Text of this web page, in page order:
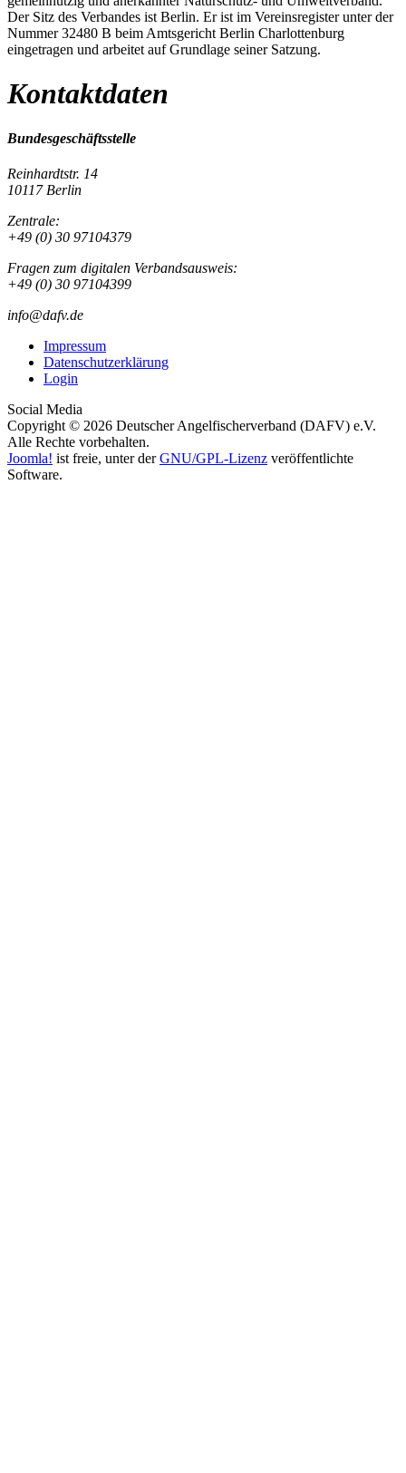
Der Sitz des Verbandes ist Berlin. Er ist im Vereinsregister unter der
Nummer 32480 B beim Amtsgericht Berlin Charlottenburg
eingetragen und arbeitet auf Grundlage seiner Satzung.
Kontaktdaten
Bundesgeschäftsstelle
Reinhardtstr. 14
10117 Berlin
Zentrale:
+49 (0) 30 97104379
Fragen zum digitalen Verbandsausweis:
+49 (0) 30 97104399
info@dafv.de
Impressum
Datenschutzerklärung
Login
Social Media
Copyright © 2026 Deutscher Angelfischerverband (DAFV) e.V.
Alle Rechte vorbehalten.
Joomla! ist freie, unter derGNU/GPL-Lizenz veröffentlichte
Software.